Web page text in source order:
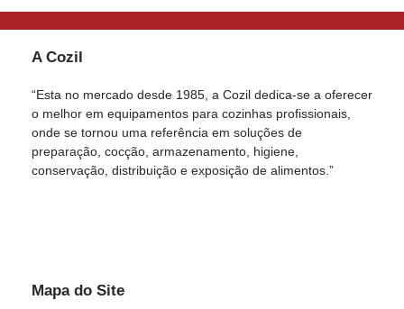
A Cozil
“Esta no mercado desde 1985, a Cozil dedica-se a oferecer
o melhor em equipamentos para cozinhas profissionais,
onde se tornou uma referência em soluções de
preparação, cocção, armazenamento, higiene,
conservação, distribuição e exposição de alimentos.”
Mapa do Site